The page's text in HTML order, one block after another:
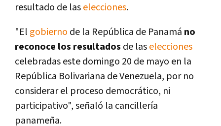
resultado de laselecciones.
"El gobierno de la República de Panamá no
reconoce los resultados de laselecciones
celebradas este domingo 20 de mayo en la
República Bolivariana de Venezuela, por no
considerar el proceso democrático, ni
participativo", señaló la cancillerí­a
panameña.